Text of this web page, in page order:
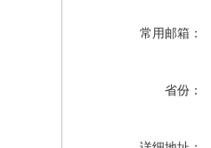
常用邮箱：
省份：